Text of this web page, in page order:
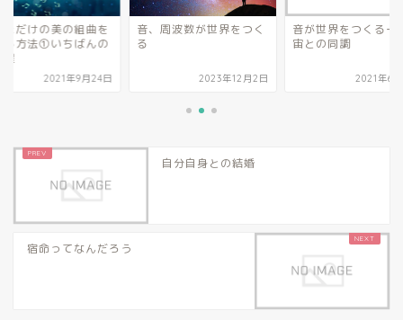
周波数が世界をつく
2023年12月2日
音が世界をつくるー３ 宇
宙との同調
2021年6月27日
あなただけの美の組
奏でる方法①いちば
2021年9
自分自身との結婚
宿命ってなんだろう